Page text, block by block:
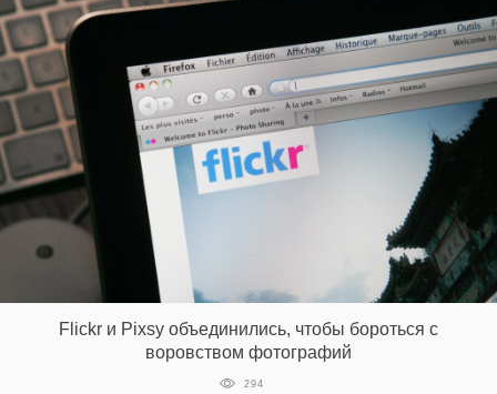
Flickr и Pixsy объединились, чтобы бороться с
воровством фотографий
294